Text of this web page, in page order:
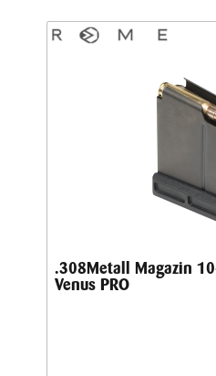
.308Metall Magazin
Venus PRO